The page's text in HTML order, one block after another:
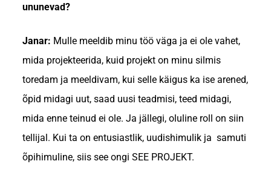
ununevad?
Janar: Mulle meeldib minu töö väga ja ei ole vahet,
mida projekteerida, kuid projekt on minu silmis
toredam ja meeldivam, kui selle käigus ka ise arened,
õpid midagi uut, saad uusi teadmisi, teed midagi,
mida enne teinud ei ole. Ja jällegi, oluline roll on siin
tellijal. Kui ta on entusiastlik, uudishimulik ja samuti
õpihimuline, siis see ongi SEE PROJEKT.